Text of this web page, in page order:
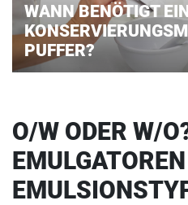
WANN BENÖTIGT
PUFFER?
O/W ODER W/